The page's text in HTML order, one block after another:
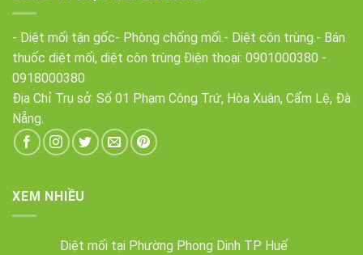
- Diệt mối tận gốc- Phòng chống mối.- Diệt côn trùng.- Bán
thuốc diệt mối, diệt côn trùng.Điện thoại: 0901000380 -
0918000380
Địa Chỉ Trụ sở: Số 01 Phạm Công Trứ, Hòa Xuân, Cẩm Lệ, Đà
Nẵng.
XEM NHIỀU
Diệt mối tại Phường Phong Dinh TP Huế